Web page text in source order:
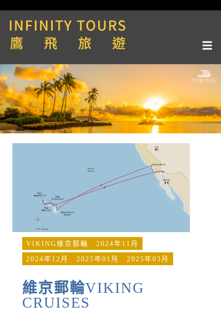
VIKING維京郵輪
2024年11月
2024年12月
2025年01月 2025年03月
維京郵輪VIKING
CRUISES